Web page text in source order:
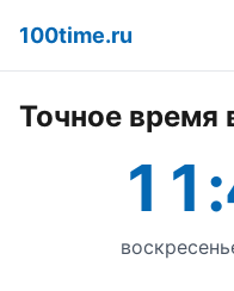
100time.ru
Точное время